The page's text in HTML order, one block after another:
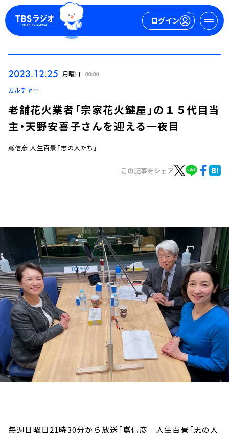
ログイン
お知らせ
イベント・グッズ
YouTube
会社情報
2023.12.25 月曜日 00:00
カルチャー
老舗花火業者「宗家花火鍵屋」の１５代目当
主・天野安喜子さんを迎える一夜目
嶌信彦 人生百景「志の人たち」
この記事をシェア
毎週日曜日21時30分から放送「嶌信彦 人生百景「志の人